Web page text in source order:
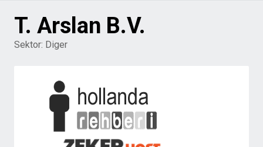
T. Arslan B.V.
Sektor: Diger